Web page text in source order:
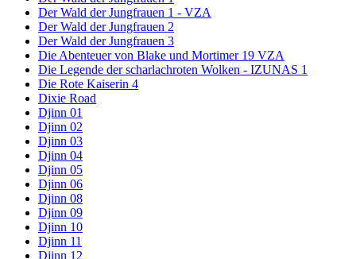
Der Wald der Jungfrauen 1 - VZA
Der Wald der Jungfrauen 2
Der Wald der Jungfrauen 3
Die Abenteuer von Blake und Mortimer 19 VZA
Die Legende der scharlachroten Wolken - IZUNAS 1
Die Rote Kaiserin 4
Dixie Road
Djinn 01
Djinn 02
Djinn 03
Djinn 04
Djinn 05
Djinn 06
Djinn 08
Djinn 09
Djinn 10
Djinn 11
Djinn 12